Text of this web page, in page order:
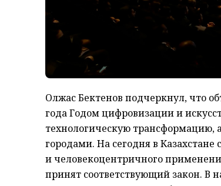
Олжас Бектенов подчеркнул, что
года Годом цифровизации и
технологическую трансформацию,
городами. На сегодня в Казахстане
и человекоцентричного
принят соответствующий закон. В